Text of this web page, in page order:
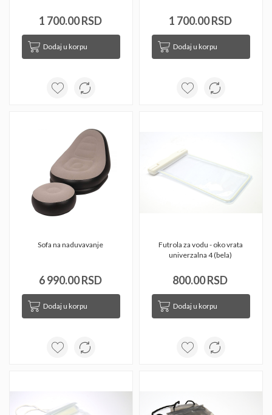
1 700.00 RSD
Dodaj u korpu
1 700.00 RSD
Dodaj u korpu
Sofa na naduvavanje
6 990.00 RSD
Dodaj u korpu
Futrola za vodu - oko vrata
univerzalna 4 (bela)
800.00 RSD
Dodaj u korpu